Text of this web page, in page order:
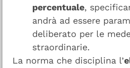
percentuale,
andrà ad essere
deliberato per le
straordinarie.
La norma che disciplina l’